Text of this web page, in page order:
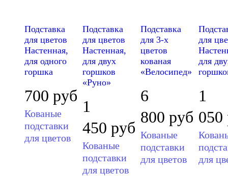
Подставка
для цветов
Настенная,
для одного
горшка
700 руб
Кованые
подставки
для цветов
Подставка
для цветов
Настенная,
для двух
горшков
«Руно»
1
450 руб
Кованые
подставки
для цветов
Подставка
для 3-х
цветов
кованая
«Велосипед»
6
800 руб
Кованые
подставки
для цветов
для
для
1
050
для